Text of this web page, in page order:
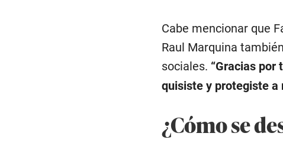
Cabe mencionar que
Raul Marquina
sociales. “Gracias por
quisiste y protegiste a
¿Cómo se